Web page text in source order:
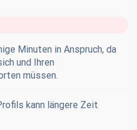
Minuten in Anspruch, da
und Ihren
müssen.
kann längere Zeit